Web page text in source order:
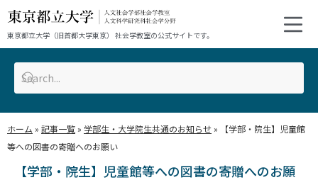
東京都立大学（旧首都大学東京） 社会学教室の公式サイトです。
ホーム » 記事一覧 » 学部生・大学院生共通のお知らせ »
【学部・院生】児童館
等への図書の寄贈へのお願い
【学部・院生】児童館等への図書の寄贈へのお願